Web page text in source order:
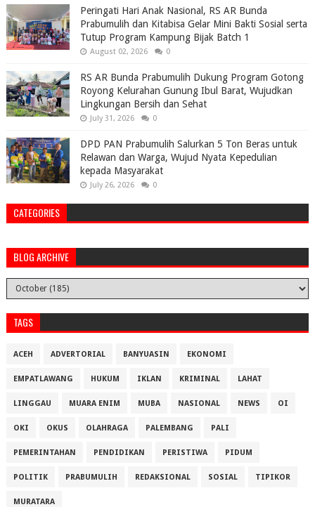
Peringati Hari Anak Nasional, RS AR Bunda
Prabumulih dan Kitabisa Gelar Mini Bakti Sosial serta
Tutup Program Kampung Bijak Batch 1
August 02, 2026 0
RS AR Bunda Prabumulih Dukung Program Gotong
Royong Kelurahan Gunung Ibul Barat, Wujudkan
Lingkungan Bersih dan Sehat
July 31, 2026 0
DPD PAN Prabumulih Salurkan 5 Ton Beras untuk
Relawan dan Warga, Wujud Nyata Kepedulian
kepada Masyarakat
July 26, 2026 0
CATEGORIES
BLOG ARCHIVE
TAGS
ACEH ADVERTORIAL BANYUASIN EKONOMI
EMPATLAWANG HUKUM IKLAN KRIMINAL LAHAT
LINGGAU MUARA ENIM MUBA NASIONAL NEWS OI
OKI OKUS OLAHRAGA PALEMBANG PALI
PEMERINTAHAN PENDIDIKAN PERISTIWA PIDUM
POLITIK PRABUMULIH REDAKSIONAL SOSIAL TIPIKOR
MURATARA